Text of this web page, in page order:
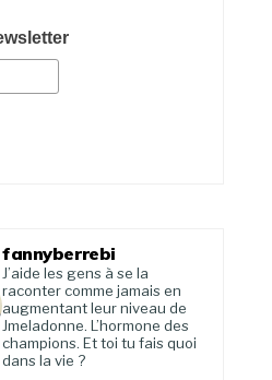
fannyberrebi
J’aide les gens à se la
raconter comme jamais en
augmentant leur niveau de
Jmeladonne. L’hormone des
champions. Et toi tu fais quoi
dans la vie ?